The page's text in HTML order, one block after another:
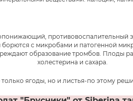
противовоспалительный
с микробами и патогенной
образование тромбов. Плоды
холестерина и сахара.
ягоды, но и листья-по этому